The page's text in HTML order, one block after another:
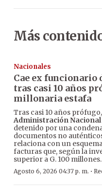
Más
Nacionales
Cae ex funcionario
tras casi 10 años
millonaria estafa
Tras casi 10 años
Administración Nacional
detenido por una
documentos no
relaciona con un
facturas que, según la
superior a G. 100 millones.
Agosto 6, 2026 04:37 p. m. ·